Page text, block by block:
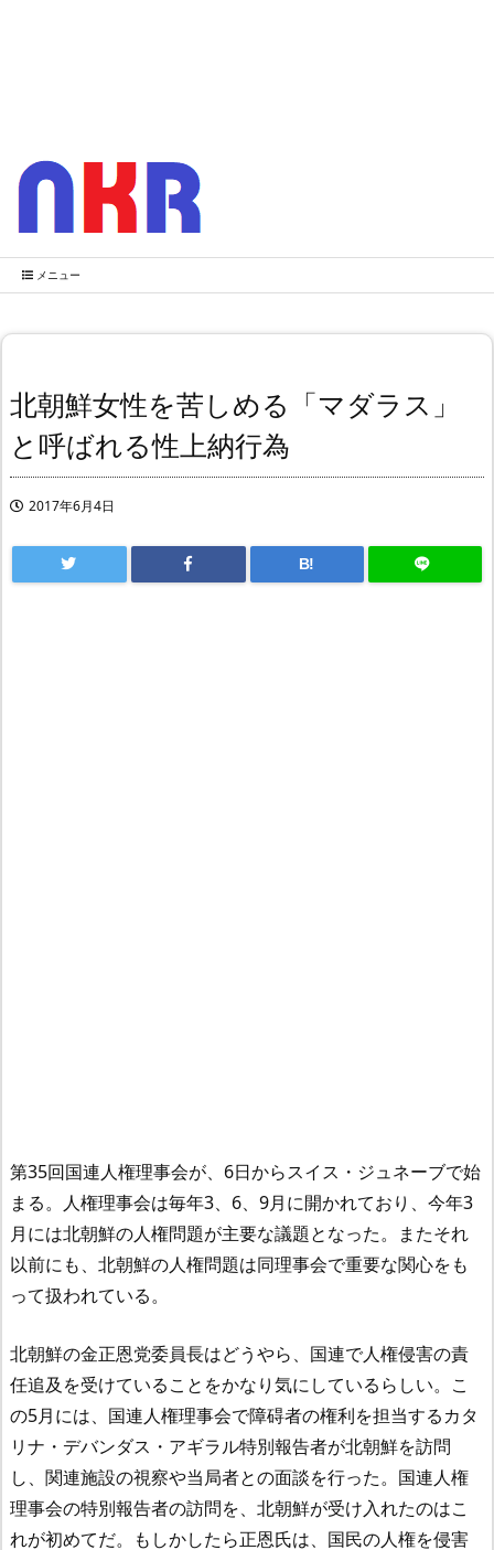
メニュー
北朝鮮女性を苦しめる「マダラス」
と呼ばれる性上納行為
2017年6月4日
B!
第35回国連人権理事会が、6日からスイス・ジュネーブで始
まる。人権理事会は毎年3、6、9月に開かれており、今年3
月には北朝鮮の人権問題が主要な議題となった。またそれ
以前にも、北朝鮮の人権問題は同理事会で重要な関心をも
って扱われている。
北朝鮮の金正恩党委員長はどうやら、国連で人権侵害の責
任追及を受けていることをかなり気にしているらしい。こ
の5月には、国連人権理事会で障碍者の権利を担当するカタ
リナ・デバンダス・アギラル特別報告者が北朝鮮を訪問
し、関連施設の視察や当局者との面談を行った。国連人権
理事会の特別報告者の訪問を、北朝鮮が受け入れたのはこ
れが初めてだ。もしかしたら正恩氏は、国民の人権を侵害